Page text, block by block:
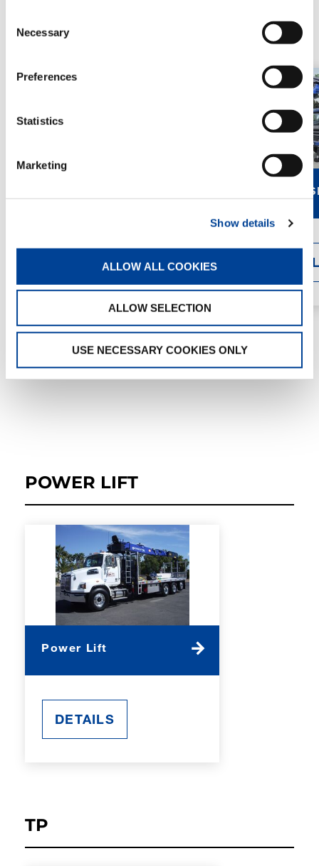
Selection
Necessary
Preferences
Statistics
Marketing
Show details
ALLOW ALL COOKIES
ALLOW SELECTION
USE NECESSARY COOKIES ONLY
SEHR SCHWERE KRANE
DETAILS
PM 150
POWER LIFT
Power Lift
DETAILS
TP